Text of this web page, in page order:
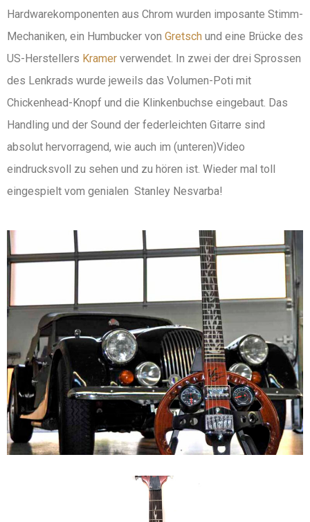
Hardwarekomponenten aus Chrom wurden imposante Stimm-
Mechaniken, ein Humbucker von Gretsch und eine Brücke des
US-Herstellers Kramer verwendet. In zwei der drei Sprossen
des Lenkrads wurde jeweils das Volumen-Poti mit
Chickenhead-Knopf und die Klinkenbuchse eingebaut. Das
Handling und der Sound der federleichten Gitarre sind
absolut hervorragend, wie auch im (unteren)Video
eindrucksvoll zu sehen und zu hören ist. Wieder mal toll
eingespielt vom genialen Stanley Nesvarba!